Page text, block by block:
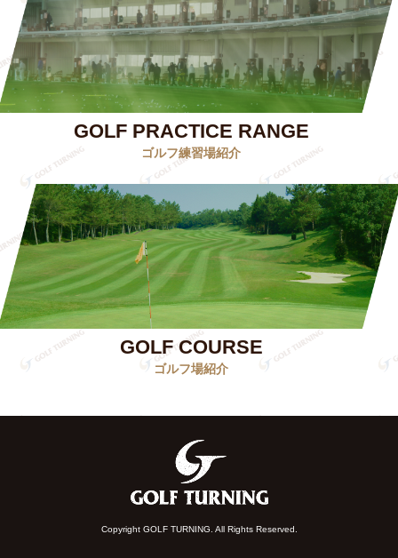
GOLF PRACTICE RANGE
ゴルフ練習場紹介
GOLF COURSE
ゴルフ場紹介
Copyright GOLF TURNING. All Rights Reserved.